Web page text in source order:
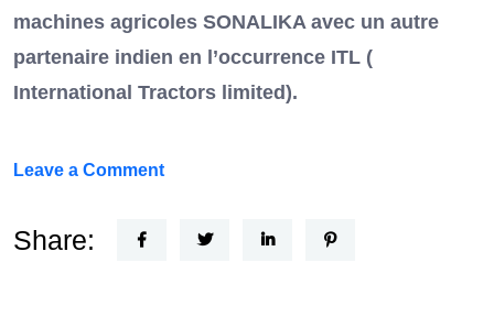
machines agricoles SONALIKA avec un autre
partenaire indien en l’occurrence ITL (
International Tractors limited).
Leave a Commenton
Nouvel
Share: